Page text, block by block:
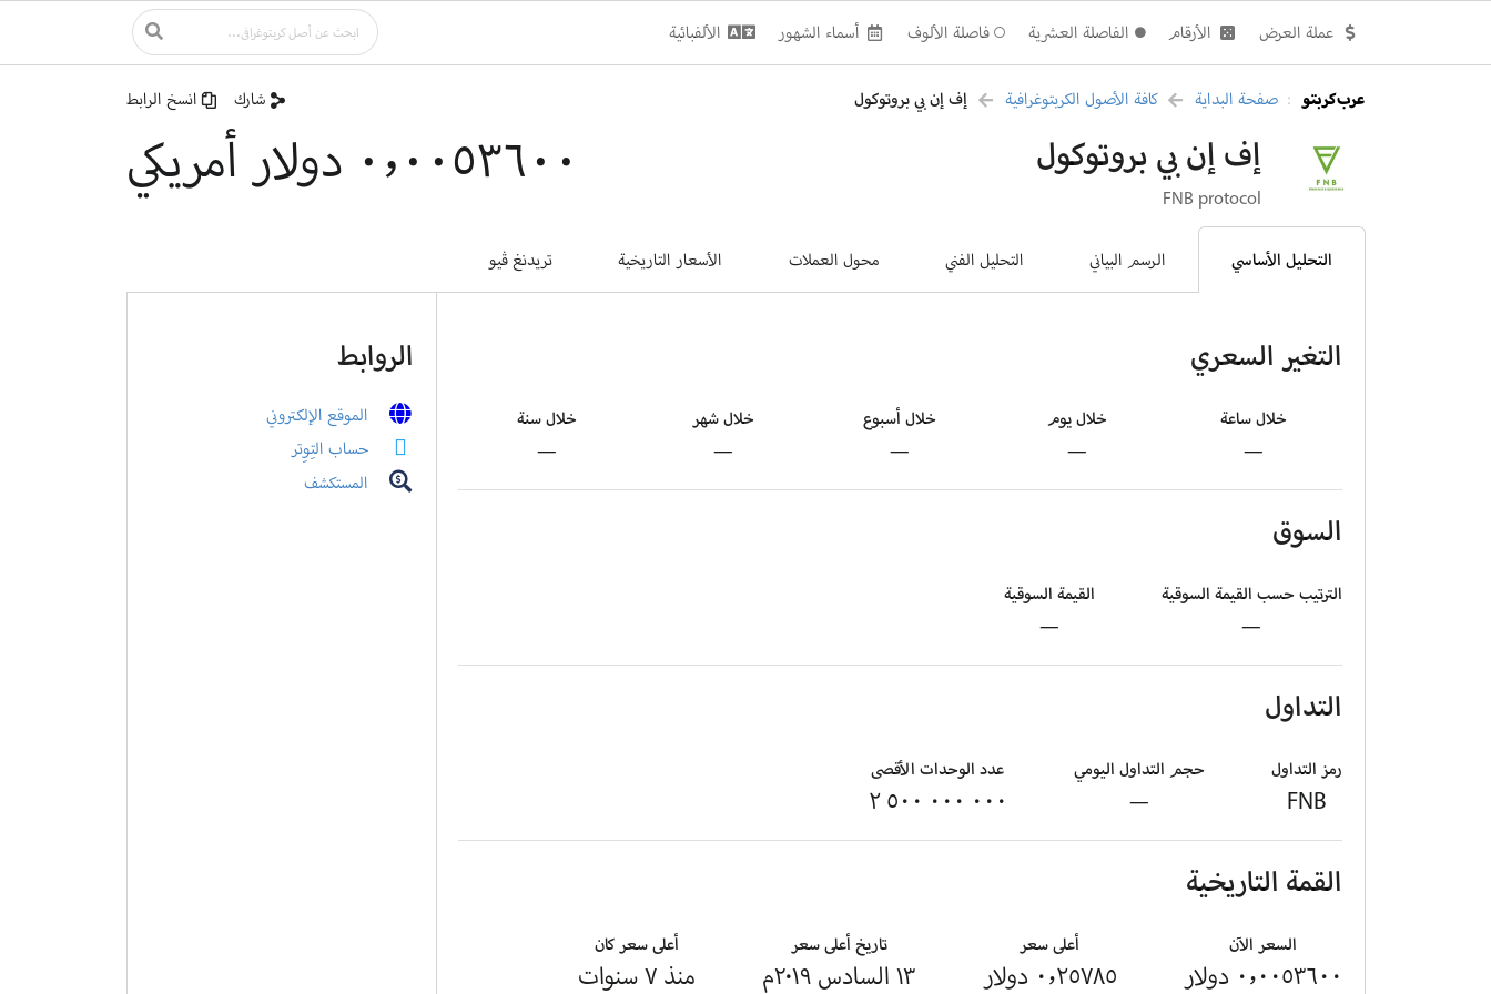
عملة العرض الأرقام الفاصلة العشرية فاصلة الألوف أسماء الشهور الألفبائية
عرب كربتو : صفحة البداية كافة الأصول الكربتوغرافية إف إن بي بروتوكول شارك انسخ الرابط
٠٫٠٠٥٣٦٠٠ دولار أمريكي إف إن بي بروتوكول
FNB protocol
التحليل الأساسي الرسم البياني التحليل الفني محول العملات الأسعار التاريخية تريدنغ ڤيو
التغير السعري
خلال ساعة
—
خلال يوم
—
خلال أسبوع
—
خلال شهر
—
خلال سنة
—
السوق
الترتيب حسب القيمة السوقية
—
القيمة السوقية
—
التداول
رمز التداول
FNB
حجم التداول اليومي
—
عدد الوحدات الأقصى
‭٢ ٥٠٠ ٠٠٠ ٠٠٠‬
القمة التاريخية
السعر الآن
٠٫٠٠٥٣٦٠٠ دولار
أعلى سعر
٠٫٢٥٧٨٥ دولار
تاريخ أعلى سعر
١٣ السادس ٢٠١٩ م
أعلى سعر كان
منذ ٧ سنوات
الروابط
الموقع الإلكتروني
حساب التِوِتر
المستكشف